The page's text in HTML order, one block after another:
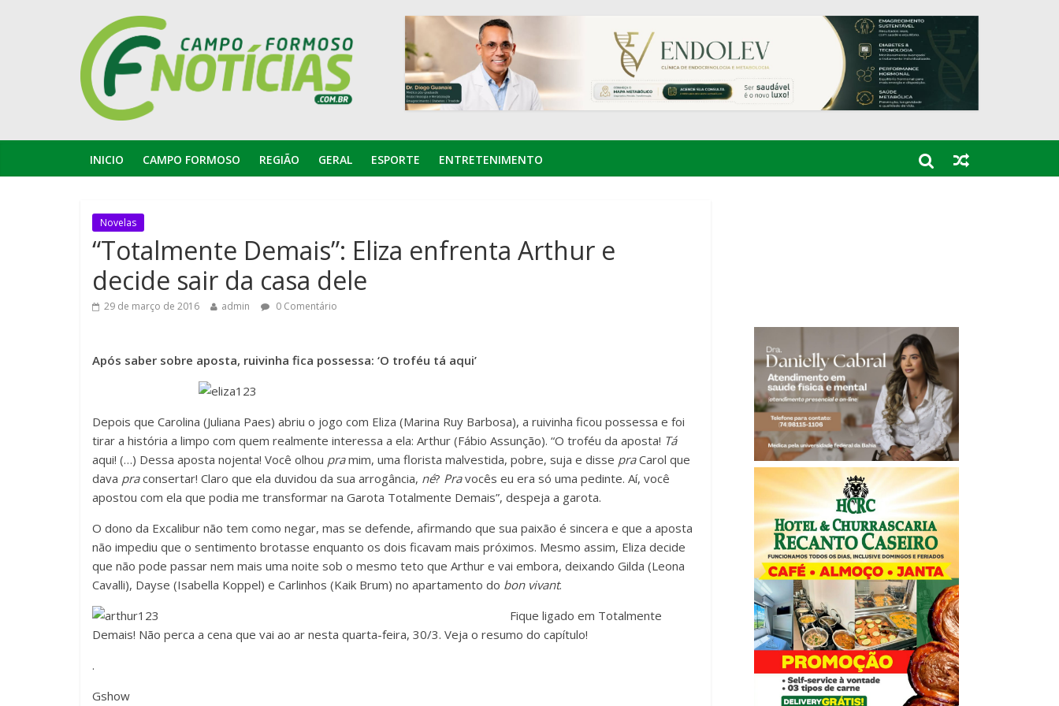
INICIO CAMPO FORMOSO REGIÃO GERAL ESPORTE ENTRETENIMENTO
Novelas
“Totalmente Demais”: Eliza enfrenta Arthur e
decide sair da casa dele
29 de março de 2016 admin 0 Comentário
Após saber sobre aposta, ruivinha fica possessa: ‘O troféu tá aqui’
Depois que Carolina (Juliana Paes) abriu o jogo com Eliza (Marina Ruy Barbosa), a ruivinha ficou possessa e foi
tirar a história a limpo com quem realmente interessa a ela: Arthur (Fábio Assunção). “O troféu da aposta! Tá
aqui! (…) Dessa aposta nojenta! Você olhou pramim, uma florista malvestida, pobre, suja e disse praCarol que
dava praconsertar! Claro que ela duvidou da sua arrogância, né? Pravocês eu era só uma pedinte. Aí, você
apostou com ela que podia me transformar na Garota Totalmente Demais”, despeja a garota.
O dono da Excalibur não tem como negar, mas se defende, afirmando que sua paixão é sincera e que a aposta
não impediu que o sentimento brotasse enquanto os dois ficavam mais próximos. Mesmo assim, Eliza decide
que não pode passar nem mais uma noite sob o mesmo teto que Arthur e vai embora, deixando Gilda (Leona
Cavalli), Dayse (Isabella Koppel) e Carlinhos (Kaik Brum) no apartamento do bon vivant.
Fique ligado em Totalmente
Demais! Não perca a cena que vai ao ar nesta quarta-feira, 30/3. Veja o resumo do capítulo!
.
Gshow